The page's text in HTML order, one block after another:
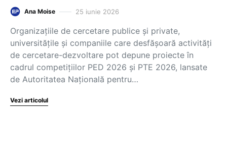
Ana Moise 25 iunie 2026
Organizațiile de cercetare publice și private,
universitățile și companiile care desfășoară activități
de cercetare-dezvoltare pot depune proiecte în
cadrul competițiilor PED 2026 și PTE 2026, lansate
de Autoritatea Națională pentru…
Vezi articolul